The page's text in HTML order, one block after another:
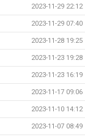
2023-11-29 22:12
2023-11-29 07:40
2023-11-28 19:25
2023-11-23 19:28
2023-11-23 16:19
2023-11-17 09:06
2023-11-10 14:12
2023-11-07 08:49